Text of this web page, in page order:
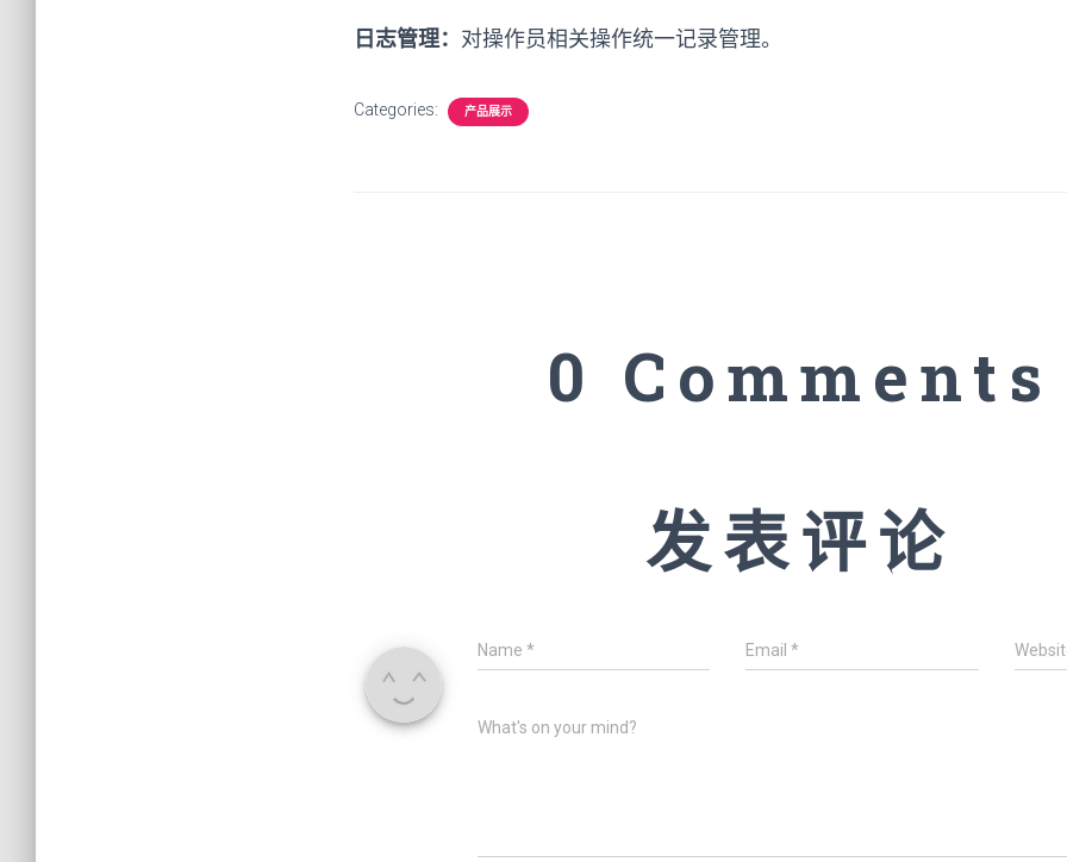
日志管理： 对操作员相关操作统一记录管理。
Categories: 产品展示
0 Comments
发表评论
Name * Email*
What's on your mind?